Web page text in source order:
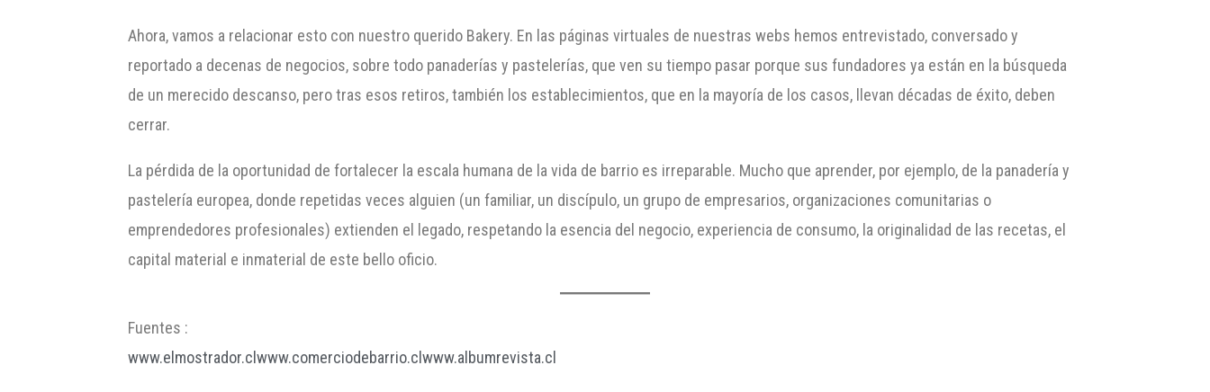
Ahora, vamos a relacionar esto con nuestro querido Bakery. En las páginas virtuales de nuestras webs hemos entrevistado, conversado y
reportado a decenas de negocios, sobre todo panaderías y pastelerías, que ven su tiempo pasar porque sus fundadores ya están en la búsqueda
de un merecido descanso, pero tras esos retiros, también los establecimientos, que en la mayoría de los casos, llevan décadas de éxito, deben
cerrar.
La pérdida de la oportunidad de fortalecer la escala humana de la vida de barrio es irreparable. Mucho que aprender, por ejemplo, de la panadería y
pastelería europea, donde repetidas veces alguien (un familiar, un discípulo, un grupo de empresarios, organizaciones comunitarias o
emprendedores profesionales) extienden el legado, respetando la esencia del negocio, experiencia de consumo, la originalidad de las recetas, el
capital material e inmaterial de este bello oficio.
Fuentes :
www.elmostrador.clwww.comerciodebarrio.clwww.albumrevista.cl